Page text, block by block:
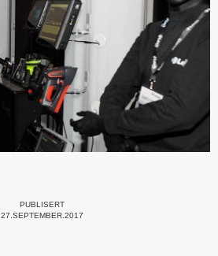
PUBLISERT
27.SEPTEMBER.2017